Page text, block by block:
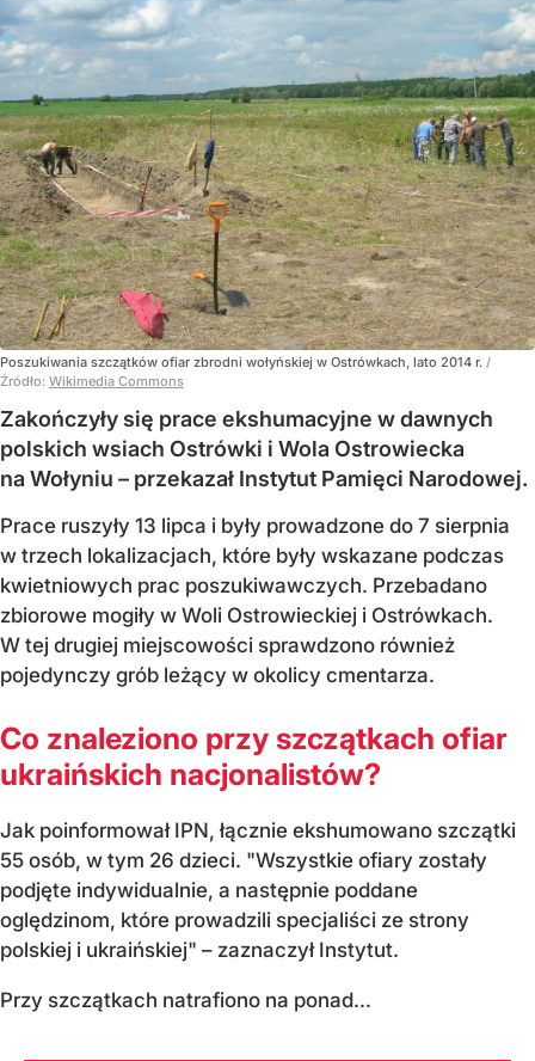
Poszukiwania szczątków ofiar zbrodni wołyńskiej w Ostrówkach, lato 2014 r. /
Źródło: Wikimedia Commons
Zakończyły się prace ekshumacyjne w dawnych
polskich wsiach Ostrówki i Wola Ostrowiecka
na Wołyniu – przekazał Instytut Pamięci Narodowej.
Prace ruszyły 13 lipca i były prowadzone do 7 sierpnia
w trzech lokalizacjach, które były wskazane podczas
kwietniowych prac poszukiwawczych. Przebadano
zbiorowe mogiły w Woli Ostrowieckiej i Ostrówkach.
W tej drugiej miejscowości sprawdzono również
pojedynczy grób leżący w okolicy cmentarza.
Co znaleziono przy szczątkach ofiar
ukraińskich nacjonalistów?
Jak poinformował IPN, łącznie ekshumowano szczątki
55 osób, w tym 26 dzieci. "Wszystkie ofiary zostały
podjęte indywidualnie, a następnie poddane
oględzinom, które prowadzili specjaliści ze strony
polskiej i ukraińskiej" – zaznaczył Instytut.
Przy szczątkach natrafiono na ponad...